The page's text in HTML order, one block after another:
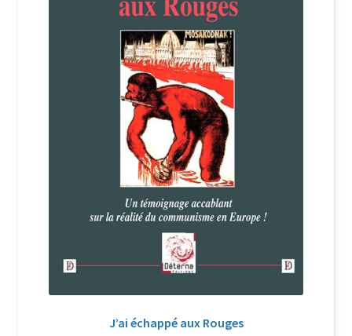
Politique de confidentialité et cookies
Qui sommes-nous ?
Soutien à Philippe Randa
Suivi de la Commande
J’ai échappé aux Rouges